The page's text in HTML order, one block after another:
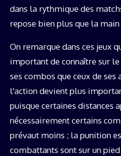
dans la rythmique des
repose bien plus que la
On remarque dans ces jeux
important de connaître sur
ses combos que ceux de ses
l'action devient plus
puisque certaines distances
nécessairement certains
prévaut moins ; la punition
combattants sont sur un